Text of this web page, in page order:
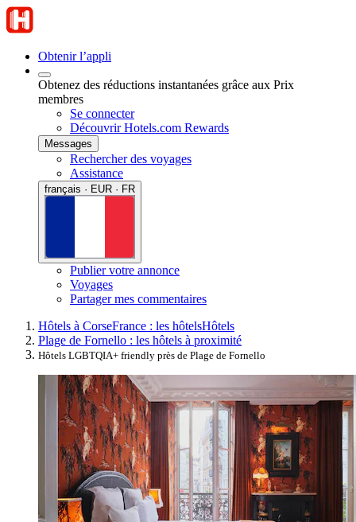
Obtenir l’appli
Obtenez des réductions instantanées grâce aux Prix
membres
Se connecter
Découvrir Hotels.com Rewards
Messages
Rechercher des voyages
Assistance
français · EUR · FR
Publier votre annonce
Voyages
Partager mes commentaires
Hôtels à CorseFrance : les hôtelsHôtels
Plage de Fornello : les hôtels à proximité
Hôtels LGBTQIA+ friendly près de Plage de Fornello